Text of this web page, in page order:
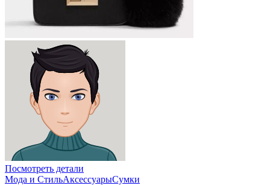
Посмотреть детали
Мода и СтильАксессуарыСумки